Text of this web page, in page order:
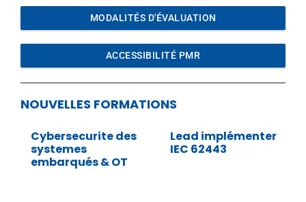
MODALITÉS D'ÉVALUATION
ACCESSIBILITÉ PMR
NOUVELLES FORMATIONS
Cybersecurite des
systemes
embarqués & OT
Lead implémenter
IEC 62443